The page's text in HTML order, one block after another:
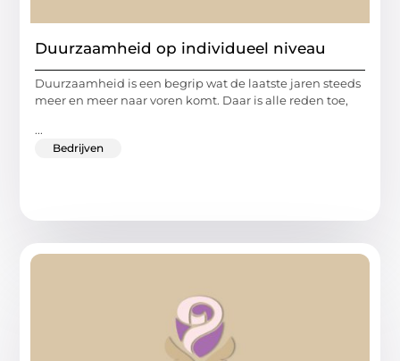
Duurzaamheid op individueel niveau
Duurzaamheid is een begrip wat de laatste jaren steeds
meer en meer naar voren komt. Daar is alle reden toe,
...
Bedrijven